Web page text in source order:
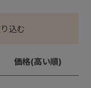
込む
価格(高い順)